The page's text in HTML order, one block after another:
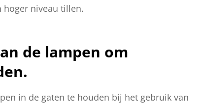
hoger niveau tillen.
de lampen om
in de gaten te houden bij het gebruik van